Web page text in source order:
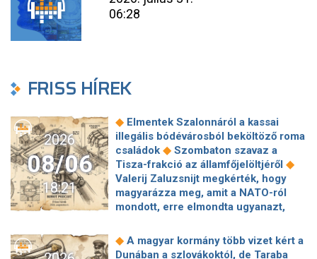
06:28
FRISS HÍREK
2026
08/06
18:21
◆ Elmentek Szalonnáról a kassai
illegális bódévárosból beköltöző roma
családok ◆ Szombaton szavaz a
Tisza-frakció az államfőjelöltjéről ◆
Valerij Zaluzsnijt megkérték, hogy
magyarázza meg, amit a NATO-ról
mondott, erre elmondta ugyanazt,
kötött szerződéseket a HM cége a
Lounge Eventtel, a miniszter
◆ A magyar kormány több vizet kért a
Dunában a szlovákoktól, de Taraba